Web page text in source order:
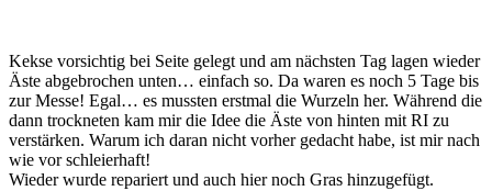
Kekse vorsichtig bei Seite gelegt und am nächsten Tag lagen wieder
Äste abgebrochen unten… einfach so. Da waren es noch 5 Tage bis
zur Messe! Egal… es mussten erstmal die Wurzeln her. Während die
dann trockneten kam mir die Idee die Äste von hinten mit RI zu
verstärken. Warum ich daran nicht vorher gedacht habe, ist mir nach
wie vor schleierhaft!
Wieder wurde repariert und auch hier noch Gras hinzugefügt.